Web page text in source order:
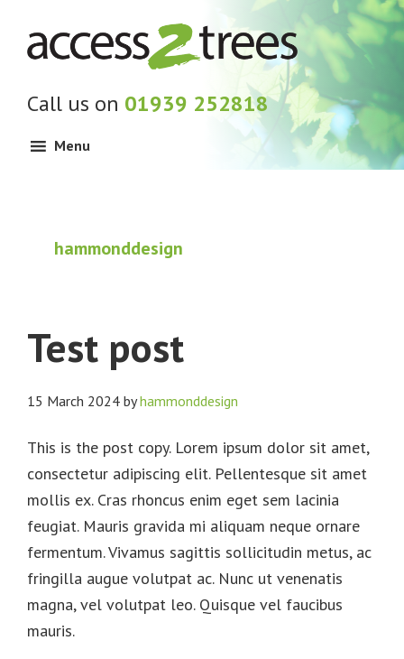
primary
navigation
main
content
footer
Call us on 01939 252818
Menu
hammonddesign
Test post
15 March 2024 byhammonddesign
This is the post copy. Lorem ipsum dolor sit amet,
consectetur adipiscing elit. Pellentesque sit amet
mollis ex. Cras rhoncus enim eget sem lacinia
feugiat. Mauris gravida mi aliquam neque ornare
fermentum. Vivamus sagittis sollicitudin metus, ac
fringilla augue volutpat ac. Nunc ut venenatis
magna, vel volutpat leo. Quisque vel faucibus
mauris.